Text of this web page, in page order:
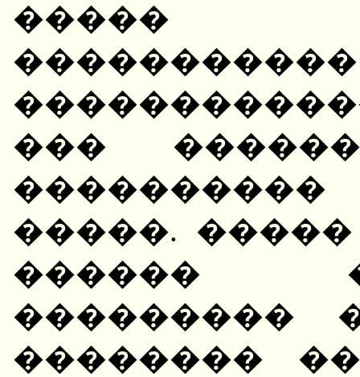
�����
�����������
���
�����.
������
���������
��������